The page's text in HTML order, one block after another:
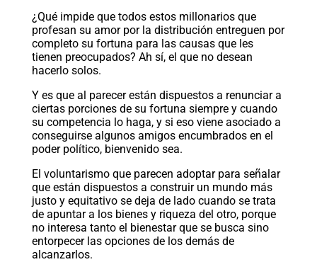
¿Qué impide que todos estos millonarios que
profesan su amor por la distribución entreguen por
completo su fortuna para las causas que les
tienen preocupados? Ah sí, el que no desean
hacerlo solos.
Y es que al parecer están dispuestos a renunciar a
ciertas porciones de su fortuna siempre y cuando
su competencia lo haga, y si eso viene asociado a
conseguirse algunos amigos encumbrados en el
poder político, bienvenido sea.
El voluntarismo que parecen adoptar para señalar
que están dispuestos a construir un mundo más
justo y equitativo se deja de lado cuando se trata
de apuntar a los bienes y riqueza del otro, porque
no interesa tanto el bienestar que se busca sino
entorpecer las opciones de los demás de
alcanzarlos.